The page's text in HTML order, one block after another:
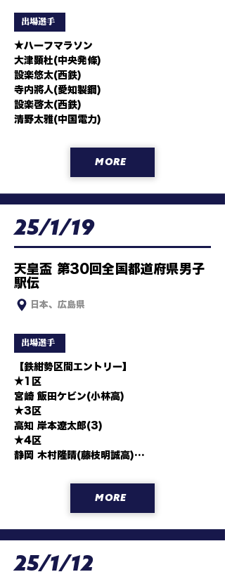
6区鈴木隆介(4)
★鉄紺新入生
1区岸本駿吾(埼玉栄高)
6区原田大翔(東北高)
★鉄紺OB
1区畑勇希(埼玉県警)
3区菅野大輝(埼玉医科大G)
3区田中龍誠(新電元工業)
出場選手
★ハーフマラソン
大津顕杜(中央発條)
設楽悠太(西鉄)
寺内將人(愛知製鋼)
設楽啓太(西鉄)
清野太雅(中国電力)
MORE
25/1/19
天皇盃 第30回全国都道府県男子
駅伝
日本、広島県
出場選手
【鉄紺勢区間エントリー】
★1区
宮崎 飯田ケビン(小林高)
★3区
高知 岸本遼太郎(3)
★4区
静岡 木村隆晴(藤枝明誠高)
埼玉 岸本駿吾(埼玉栄高)
静岡 小野真和(浜松日体高)
愛知 小林亮太(4)
徳島 熊崎貴哉(大塚製薬)
宮崎 九嶋恵舜(安川電機
MORE
25/1/12